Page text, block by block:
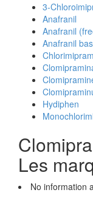
3-
Anafranil
Anafranil
Anafranil
Hydiphen
Les
No information